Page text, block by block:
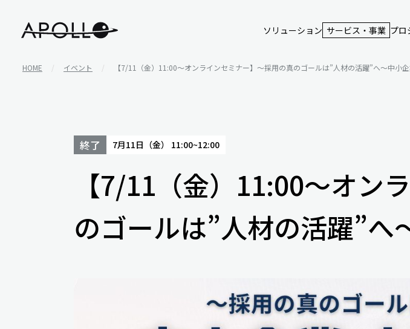
ソリューション サービス・事業 プロ
HOME イベント 【7/11（金）11:00～オンラインセミナー】～採用の真のゴールは”人材の活躍”へ～中小
終了 7月11日（金） 11:00~12:00
【7/11（金）11:00～オン
のゴールは”人材の活躍”へ